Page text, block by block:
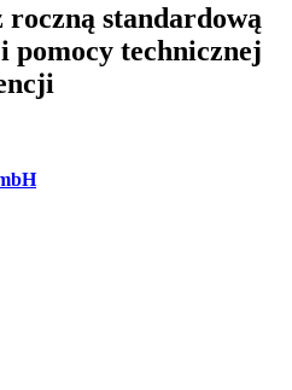
standardową
pomocy technicznej